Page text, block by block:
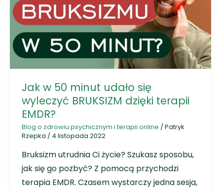
Jak w 50 minut udało się
wyleczyć BRUKSIZM dzięki terapii
EMDR?
Blog o zdrowiu psychicznym i terapii online /Patryk
Rzepka / 4 listopada 2022
Bruksizm utrudnia Ci życie? Szukasz sposobu,
jak się go pozbyć? Z pomocą przychodzi
terapia EMDR. Czasem wystarczy jedna sesja,